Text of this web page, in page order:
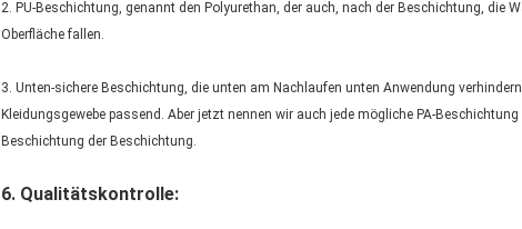
2. PU-Beschichtung, genannt den Polyurethan, der auch, nach der Beschichtung, die
Oberfläche fallen.
3. Unten-sichere Beschichtung, die unten am Nachlaufen unten Anwendung
Kleidungsgewebe passend. Aber jetzt nennen wir auch jede mögliche PA-
Beschichtung der Beschichtung.
6. Qualitätskontrolle: